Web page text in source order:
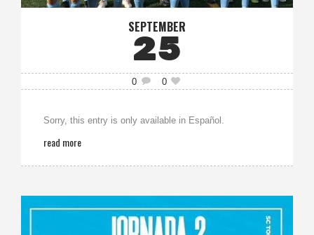
SEPTEMBER
25
0 0
Sorry, this entry is only available in Español.
read more